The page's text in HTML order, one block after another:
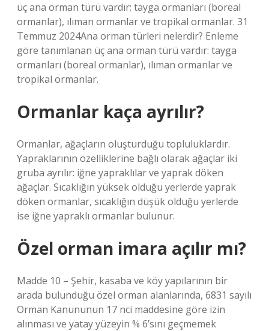
üç ana orman türü vardır: tayga ormanları (boreal
ormanlar), ılıman ormanlar ve tropikal ormanlar. 31
Temmuz 2024Ana orman türleri nelerdir? Enleme
göre tanımlanan üç ana orman türü vardır: tayga
ormanları (boreal ormanlar), ılıman ormanlar ve
tropikal ormanlar.
Ormanlar kaça ayrılır?
Ormanlar, ağaçların oluşturduğu topluluklardır.
Yapraklarının özelliklerine bağlı olarak ağaçlar iki
gruba ayrılır: iğne yapraklılar ve yaprak döken
ağaçlar. Sıcaklığın yüksek olduğu yerlerde yaprak
döken ormanlar, sıcaklığın düşük olduğu yerlerde
ise iğne yapraklı ormanlar bulunur.
Özel orman imara açılır mı?
Madde 10 – Şehir, kasaba ve köy yapılarının bir
arada bulunduğu özel orman alanlarında, 6831 sayılı
Orman Kanununun 17 nci maddesine göre izin
alınması ve yatay yüzeyin % 6’sını geçmemek